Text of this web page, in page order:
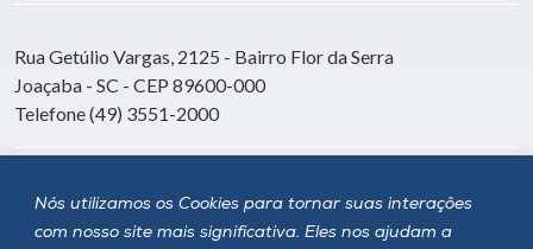
Nós utilizamos os Cookies para tornar suas interações
com nosso site mais significativa. Eles nos ajudam a
Rua Getúlio Vargas, 2125 - Bairro Flor da Serra
Joaçaba - SC - CEP 89600-000
Telefone (49) 3551-2000
Siga a Unoesc